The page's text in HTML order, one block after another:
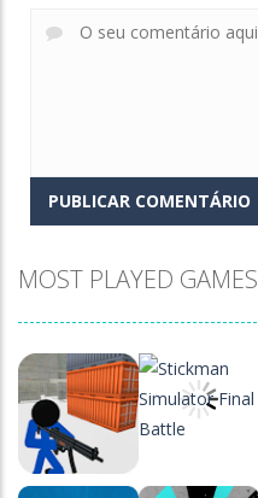
MOST PLAYED GAMES